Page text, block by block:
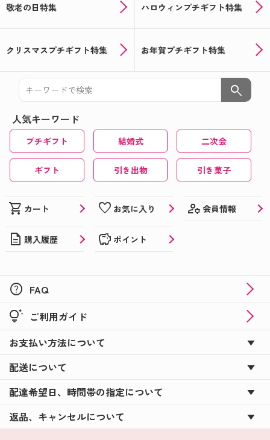
敬老の日特集 ハロウィンプチギフト特集
クリスマスプチギフト特集 お年賀プチギフト特集
search
人気キーワード
プチギフト 結婚式 二次会
ギフト 引き出物 引き菓子
shopping_cart カート favorite お気に入り manage_accounts 会員情報
description 購入履歴 savings ポイント
help FAQ
tips_and_updates ご利用ガイド
お支払い方法について
配送について
配達希望日、時間帯の指定について
返品、キャンセルについて